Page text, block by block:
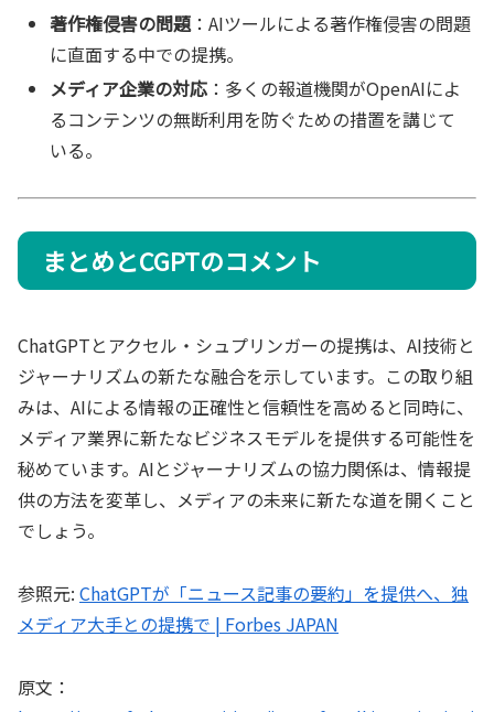
著作権侵害の問題：AIツールによる著作権侵害の問題
に直面する中での提携。
メディア企業の対応 ：多くの報道機関がOpenAIによ
るコンテンツの無断利用を防ぐための措置を講じて
いる。
まとめとCGPTのコメント
ChatGPTとアクセル・シュプリンガーの提携は、AI技術と
ジャーナリズムの新たな融合を示しています。この取り組
みは、AIによる情報の正確性と信頼性を高めると同時に、
メディア業界に新たなビジネスモデルを提供する可能性を
秘めています。AIとジャーナリズムの協力関係は、情報提
供の方法を変革し、メディアの未来に新たな道を開くこと
でしょう。
参照元: ChatGPTが「ニュース記事の要約」を提供へ、独
メディア大手との提携で | Forbes JAPAN
原文：